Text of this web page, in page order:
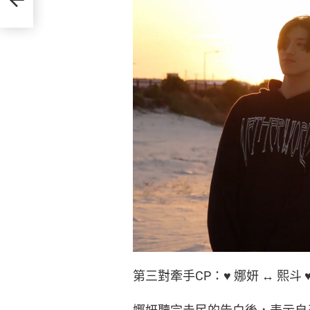
第三對牽手CP：♥ 娜妍 ↔ 熙斗